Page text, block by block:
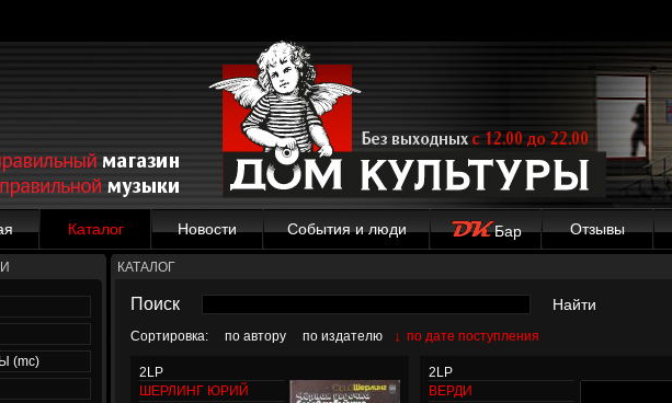
Каталог Новости События и люди Бар Отзывы
(mc)
КАТАЛОГ
Поиск Найти
Сортировка: по автору по издателю ↓ по дате поступления
2LP
ШЕРЛИНГ ЮРИЙ
2LP
ВЕРДИ